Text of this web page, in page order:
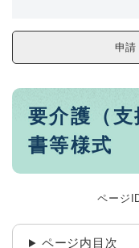
申請
本
要介護（
書等様式
ページ
ページ内目次